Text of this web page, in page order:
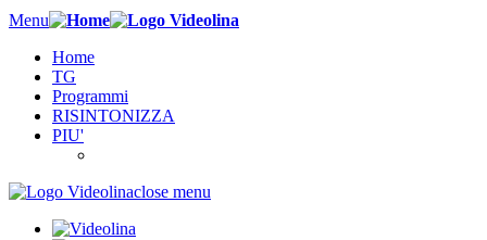
Menu
Home
TG
Programmi
RISINTONIZZA
PIU'
close menu